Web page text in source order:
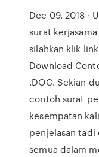
Dec 09, 2018 ·
surat
silahkan klik
Download
.DOC. Sekian
contoh surat
kesempatan
penjelasan tadi
semua dalam